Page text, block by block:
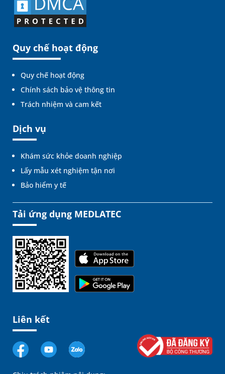
Quy chế hoạt động
Quy chế hoạt động
Chính sách bảo vệ thông tin
Trách nhiệm và cam kết
Dịch vụ
Khám sức khỏe doanh nghiệp
Lấy mẫu xét nghiệm tận nơi
Bảo hiểm y tế
Tải ứng dụng MEDLATEC
Liên kết